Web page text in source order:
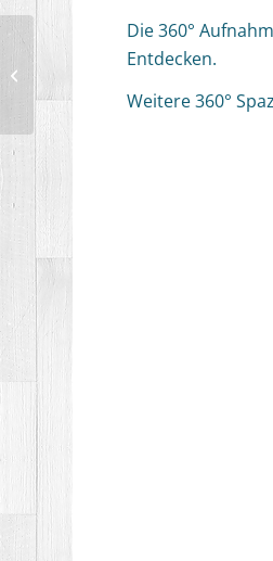
Die 360°
Entdecken.
Weitere 360°
Eckernförde Strand